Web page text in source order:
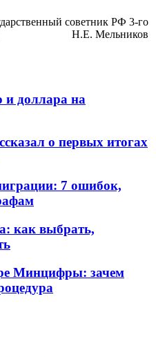
советник РФ 3-го
Н.Е. Мельников
доллара на
о первых итогах
7 ошибок,
как выбрать,
Минцифры: зачем